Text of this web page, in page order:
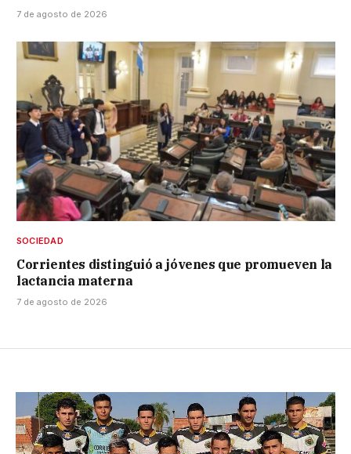
7 de agosto de 2026
SOCIEDAD
Corrientes distinguió a jóvenes que promueven la
lactancia materna
7 de agosto de 2026